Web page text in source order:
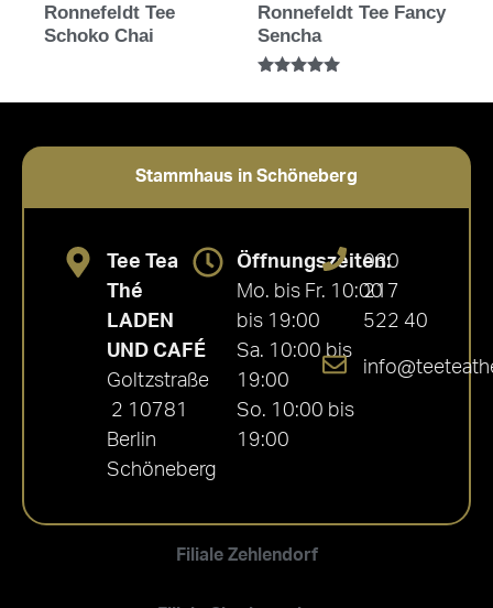
Ronnefeldt Tee
Schoko Chai
Ronnefeldt Tee Fancy
Sencha
5.00
Stammhaus in Schöneberg
Filiale Zehlendorf
Tee Tea
Thé
LADEN
UND CAFÉ
Goltzstraße
2 10781
Berlin
Schöneberg
Öffnungszeiten:
Mo. bis Fr. 10:00
bis 19:00
Sa. 10:00 bis
19:00
So. 10:00 bis
19:00
030
217
522 40